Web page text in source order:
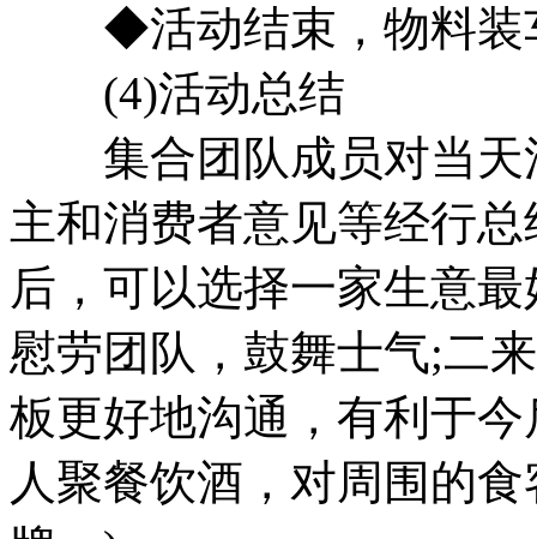
◆活动结束，物料装
(4)活动总结
集合团队成员对当天
主和消费者意见等经行
后，可以选择一家生意
慰劳团队，鼓舞士气;二
板更好地沟通，有利于
人聚餐饮酒，对周围的